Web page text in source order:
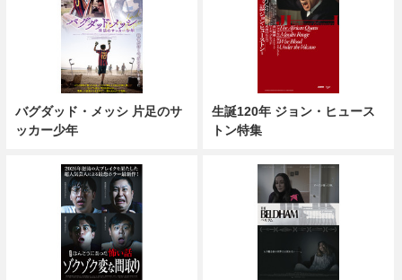
バグダッド・メッシ 片足のサ
ッカー少年
生誕120年 ジョン・ヒュース
トン特集